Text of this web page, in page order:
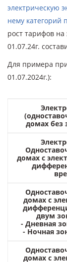
электрическую
нему категорий
рост тарифов
01.07.24г.
Для примера
01.07.2024г.):
домах без
домах с
домах с
двум
- Дневная
- Ночная
домах с